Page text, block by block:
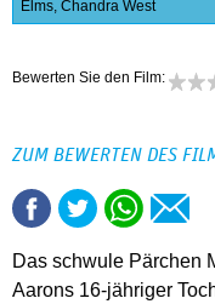
Elms Chandra West
Bewerten Sie den Film:
ZUM BEWERTEN DES
Das schwule Pärchen
Aarons 16-jähriger